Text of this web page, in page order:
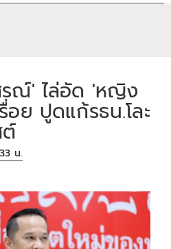
รณ์' ไล่อัด 'หญิง
อย ปูดแก้รธน.โละ
น.